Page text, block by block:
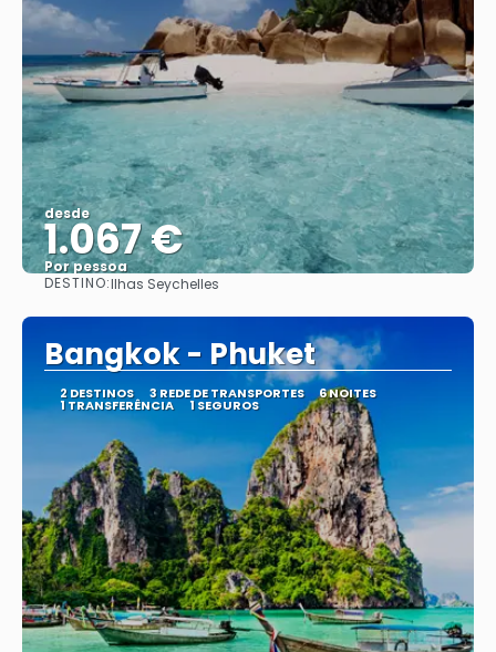
desde
1.067 €
Por pessoa
DESTINO:Ilhas Seychelles
Bangkok - Phuket
2 DESTINOS 3 REDE DE TRANSPORTES 6 NOITES
1 TRANSFERÊNCIA 1 SEGUROS